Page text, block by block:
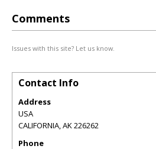
Comments
Issues with this site? Let us know.
Contact Info
Address
USA
CALIFORNIA,AK226262
Phone